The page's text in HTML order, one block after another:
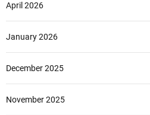
April 2026
January 2026
December 2025
November 2025